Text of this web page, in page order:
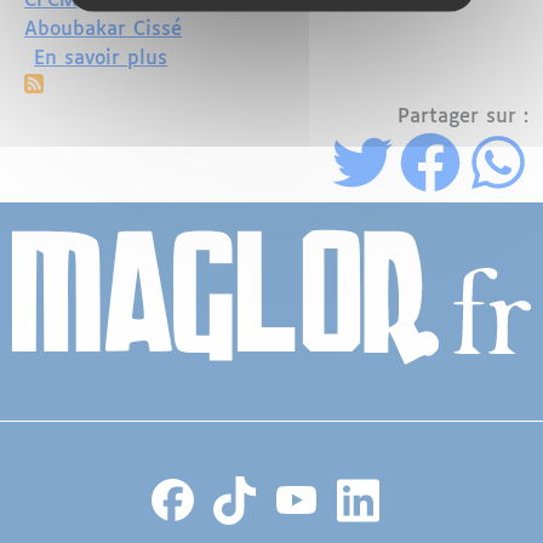
Aboubakar Cissé
En savoir plus
Partager sur :